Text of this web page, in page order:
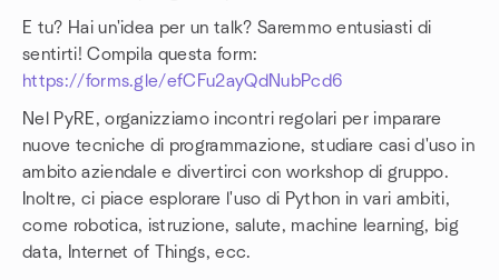
E tu? Hai un'idea per un talk? Saremmo entusiasti di
sentirti! Compila questa form:
https://forms.gle/efCFu2ayQdNubPcd6
Nel PyRE, organizziamo incontri regolari per imparare
nuove tecniche di programmazione, studiare casi d'uso in
ambito aziendale e divertirci con workshop di gruppo.
Inoltre, ci piace esplorare l'uso di Python in vari ambiti,
come robotica, istruzione, salute, machine learning, big
data, Internet of Things, ecc.